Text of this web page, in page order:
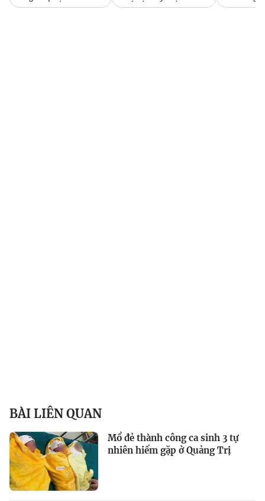
BÀI LIÊN QUAN
Mổ đẻ thành công ca sinh 3 tự
nhiên hiếm gặp ở Quảng Trị